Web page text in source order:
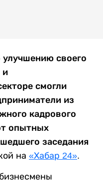
своего
и
смогли
из
кадрового
опытных
заседания
на «Хабар 24».